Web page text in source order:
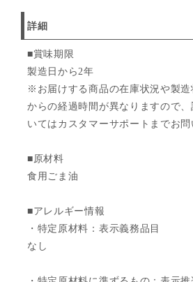
詳細
■賞味期限
製造日から2年
※お届けする商品の在庫状況や製造
からの経過時間が異なりますので
いてはカスタマーサポートまでお問
■原材料
食用ごま油
■アレルギー情報
・特定原材料：表示義務品目
なし